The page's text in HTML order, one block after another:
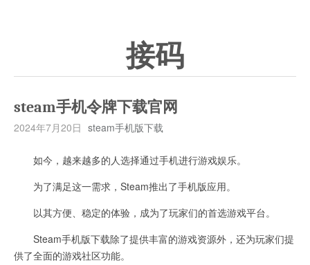
接码
steam手机令牌下载官网
2024年7月20日 steam手机版下载
如今，越来越多的人选择通过手机进行游戏娱乐。
为了满足这一需求，Steam推出了手机版应用。
以其方便、稳定的体验，成为了玩家们的首选游戏平台。
Steam手机版下载除了提供丰富的游戏资源外，还为玩家们提
供了全面的游戏社区功能。